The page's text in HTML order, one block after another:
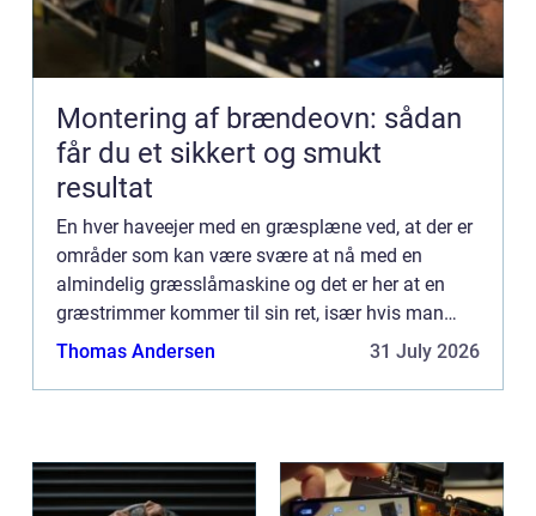
Montering af brændeovn: sådan
får du et sikkert og smukt
resultat
En hver haveejer med en græsplæne ved, at der er
områder som kan være svære at nå med en
almindelig græsslåmaskine og det er her at en
græstrimmer kommer til sin ret, især hvis man
øn...
Thomas Andersen 31 July 2026